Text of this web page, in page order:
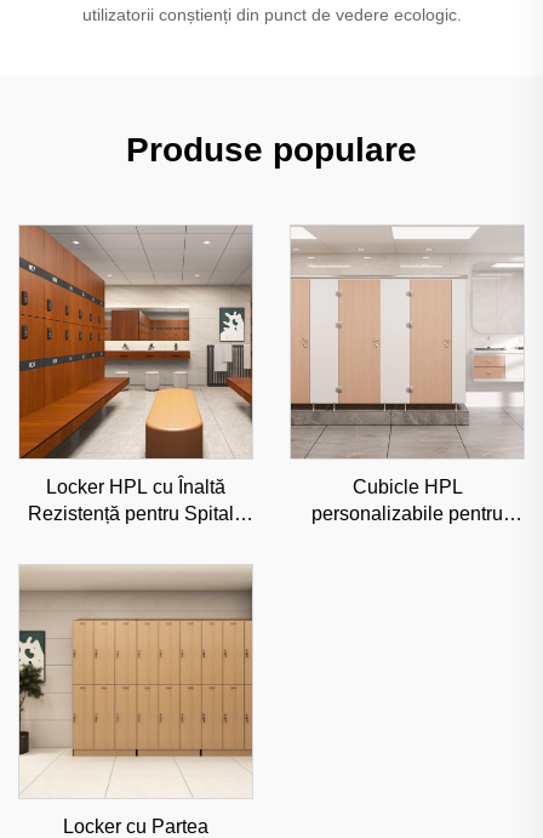
utilizatorii conștienți din punct de vedere ecologic.
Produse populare
Locker HPL cu Înaltă
Rezistență pentru Spitale
Depozitare Comercială
Rezistentă la Umiditate
Cubicle HPL
personalizabile pentru
Locker cu Partea